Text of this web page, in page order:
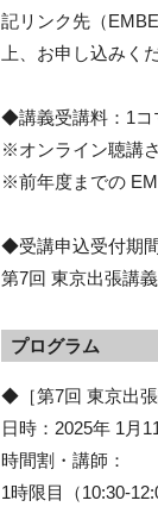
記リンク先（
上、お申し込みく
◆講義受講料：1コ
※オンライン聴講
※前年度までの
◆受講申込受付期
第7回 東京出張講
プログラム
◆［第7回 東京出張
日時：2025年 1月
時間割・講師：
1時限目（10:30-